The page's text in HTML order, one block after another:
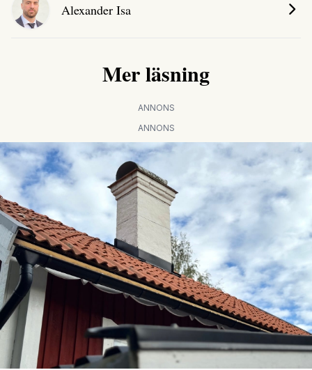
Alexander Isa
Mer läsning
ANNONS
ANNONS